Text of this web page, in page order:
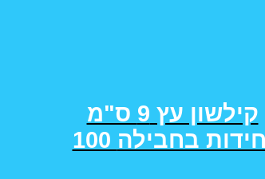
קילשון עץ 9 ס"מ
יחידות בחבילה